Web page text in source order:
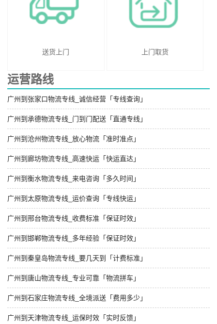
送货上门 上门取货
运营路线
广州到张家口物流专线_诚信经营「专线查询」
广州到承德物流专线_门到门配送「直通专线」
广州到沧州物流专线_放心物流「准时准点」
广州到廊坊物流专线_高速快运「快运直达」
广州到衡水物流专线_来电咨询「多久时间」
广州到太原物流专线_运价查询「专线快运」
广州到邢台物流专线_收费标准「保证时效」
广州到邯郸物流专线_多年经验「保证时效」
广州到秦皇岛物流专线_要几天到「计费标准」
广州到唐山物流专线_专业可靠「物流拼车」
广州到石家庄物流专线_全境派送「费用多少」
广州到天津物流专线_运保时效「实时反馈」